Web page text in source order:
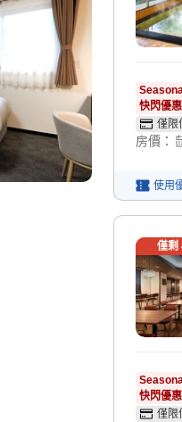
快閃優
僅限
房價：
使用
僅剩
快閃優
僅限